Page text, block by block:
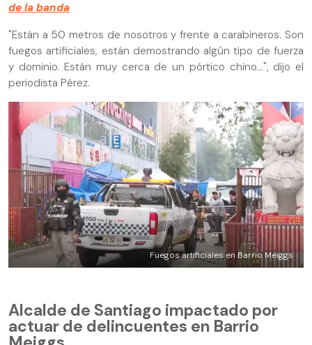
de la banda
"Están a 50 metros de nosotros y frente a carabineros. Son
fuegos artificiales, están demostrando algún tipo de fuerza
y dominio. Están muy cerca de un pórtico chino...", dijo el
periodista Pérez.
Fuegos artificiales en Barrio Meiggs
Alcalde de Santiago impactado por
actuar de delincuentes en Barrio